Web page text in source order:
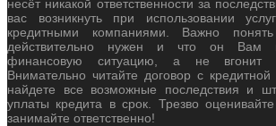
несёт никакой ответственности за
вас возникнуть при использовании
кредитными компаниями. Важно
действительно нужен и что он Вам
финансовую ситуацию, а не вгонит
Внимательно читайте договор с
найдете все возможные последствия и
уплаты кредита в срок. Трезво
занимайте ответственно!